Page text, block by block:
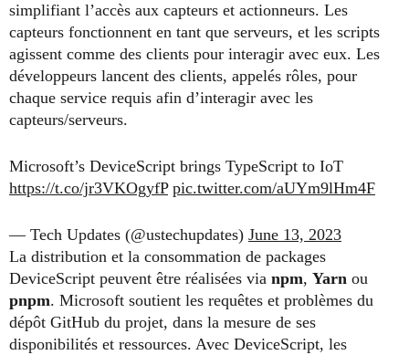
simplifiant l’accès aux capteurs et actionneurs. Les
capteurs fonctionnent en tant que serveurs, et les scripts
agissent comme des clients pour interagir avec eux. Les
développeurs lancent des clients, appelés rôles, pour
chaque service requis afin d’interagir avec les
capteurs/serveurs.
Microsoft’s DeviceScript brings TypeScript to IoT
https://t.co/jr3VKOgyfP pic.twitter.com/aUYm9lHm4F
— Tech Updates (@ustechupdates) June 13, 2023
La distribution et la consommation de packages
DeviceScript peuvent être réalisées via npm, Yarn ou
pnpm. Microsoft soutient les requêtes et problèmes du
dépôt GitHub du projet, dans la mesure de ses
disponibilités et ressources. Avec DeviceScript, les